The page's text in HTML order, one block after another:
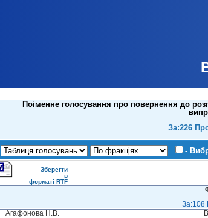
Поіменне голосування про повернення до
За:226
-
Зберегти
в
форматі RTF
За:108
Агафонова Н.В.